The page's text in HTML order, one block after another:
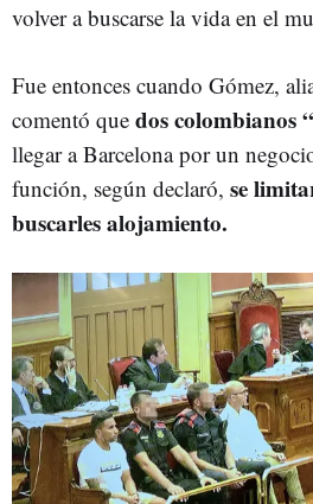
volver a buscarse la vida en el
Fue entonces cuando Gómez,
comentó que dos colombianos
llegar a Barcelona por un
función, según declaró, se
buscarles alojamiento.